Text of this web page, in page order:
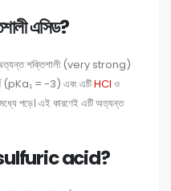
এসিড?
অত্যন্ত শক্তিশালী (very strong)
(pKa₁ = -3) এবং এটিHCl ও
পড়ে। এই কারণেই এটি অত্যন্ত
acid?